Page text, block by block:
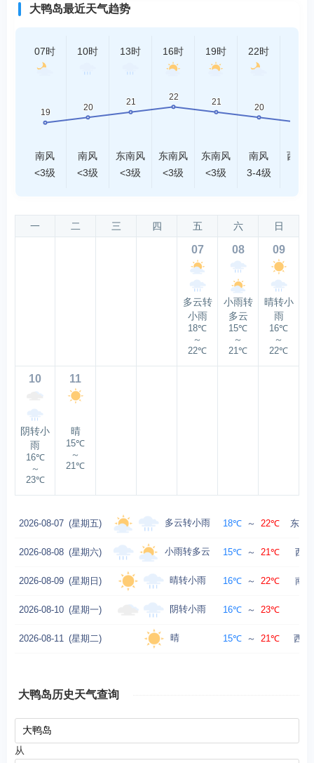
大鸭岛最近天气趋势
07时
南风
<3级
10时
南风
<3级
13时
东南风
<3级
16时
东南风
<3级
19时
东南风
<3级
22时
南风
3-4级
西南
一 二 三 四 五 六 日
07
多云转
小雨
18℃
～
22℃
08
小雨转
多云
15℃
～
21℃
09
晴转小
雨
16℃
～
22℃
10
阴转小
雨
16℃
～
23℃
11
晴
15℃
～
21℃
2026-08-07 (星期五) 多云转小雨 18℃ ～ 22℃ 东南
2026-08-08 (星期六) 小雨转多云 15℃ ～ 21℃ 西
2026-08-09 (星期日) 晴转小雨 16℃ ～ 22℃ 南
2026-08-10 (星期一) 阴转小雨 16℃ ～ 23℃
2026-08-11 (星期二) 晴 15℃ ～ 21℃ 西风
大鸭岛历史天气查询
从